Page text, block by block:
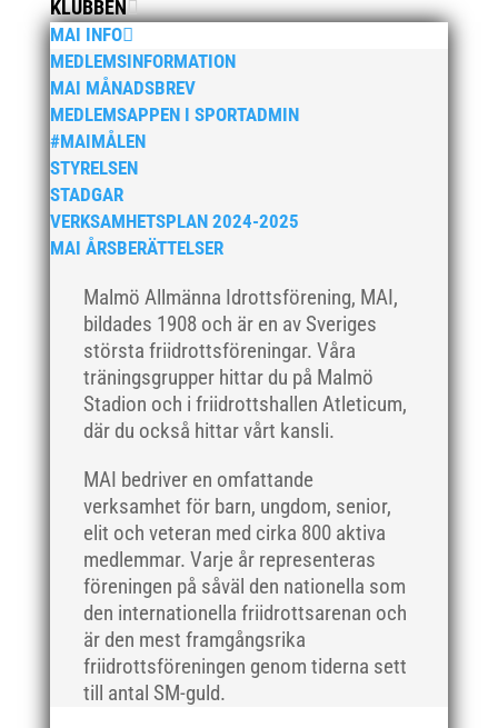
KLUBBEN
MAI INFO
MEDLEMSINFORMATION
MAI MÅNADSBREV
MEDLEMSAPPEN I SPORTADMIN
#MAIMÅLEN
STYRELSEN
STADGAR
VERKSAMHETSPLAN 2024-2025
MAI ÅRSBERÄTTELSER
Malmö Allmänna Idrottsförening, MAI,
bildades 1908 och är en av Sveriges
största friidrottsföreningar. Våra
träningsgrupper hittar du på Malmö
Stadion och i friidrottshallen Atleticum,
där du också hittar vårt kansli.
MAI bedriver en omfattande
verksamhet för barn, ungdom, senior,
elit och veteran med cirka 800 aktiva
medlemmar. Varje år representeras
föreningen på såväl den nationella som
den internationella friidrottsarenan och
är den mest framgångsrika
friidrottsföreningen genom tiderna sett
till antal SM-guld.
juli 2019
juni 2019
maj 2019
april 2019
mars 2019
februari 2019
januari 2019
december 2018
oktober 2018
september 2018
augusti 2018
juli 2018
juni 2018
maj 2018
april 2018
mars 2018
februari 2018
januari 2018
december 2017
november 2017